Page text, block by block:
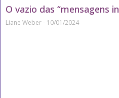
O vazio das “mensagens
Liane Weber 10/01/2024